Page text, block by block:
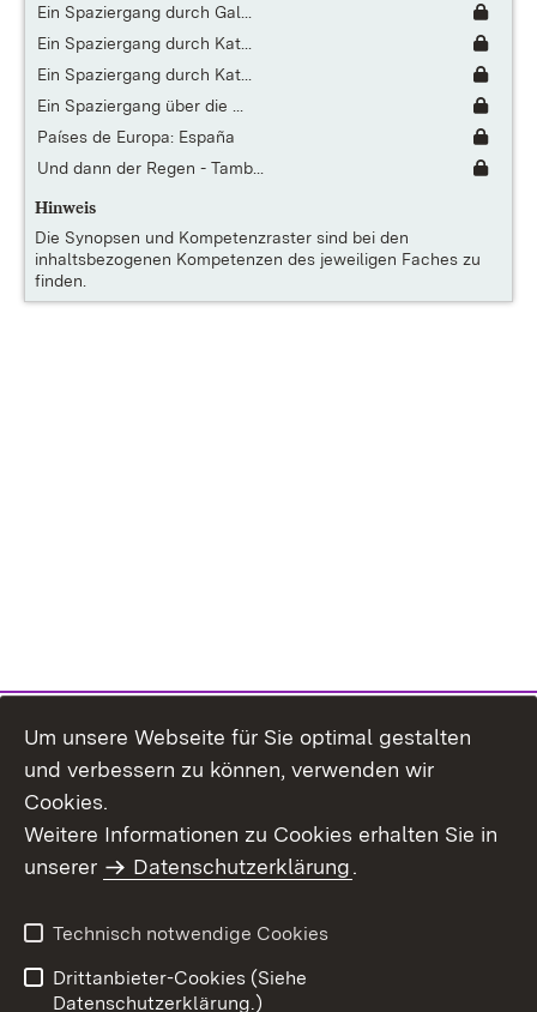
Ein Spaziergang durch Gal...
Ein Spaziergang durch Kat...
Ein Spaziergang durch Kat...
Ein Spaziergang über die ...
Países de Europa: España
Und dann der Regen - Tamb...
Hinweis
Die Synopsen und Kompetenzraster sind bei den
inhaltsbezogenen Kompetenzen des jeweiligen Faches zu
finden.
Um unsere Webseite für Sie optimal gestalten
und verbessern zu können, verwenden wir
Cookies.
Weitere Informationen zu Cookies erhalten Sie in
unserer
Datenschutzerklärung.
Technisch notwendige Cookies
Drittanbieter-Cookies (Siehe
Datenschutzerklärung.)